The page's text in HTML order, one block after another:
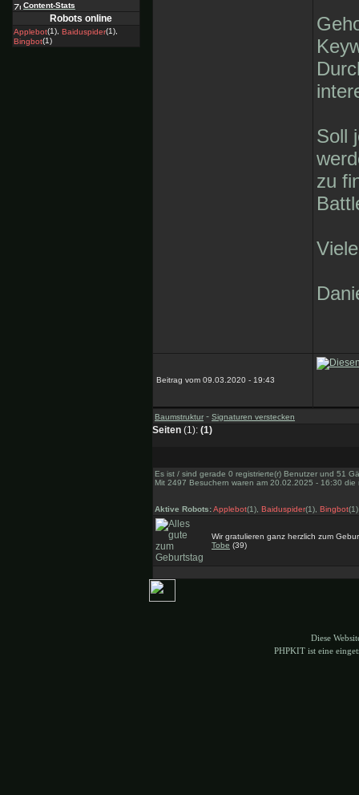
Content-Stats
Robots online
Applebot(1), Baiduspider(1),
Bingbot(1)
Soll
zu
Beitrag vom 09.03.2020 - 19:43
Baumstruktur - Signaturen verstecken
Seiten (1): (1)
Es ist / sind gerade 0 registrierte(r) Benutzer und 51
Mit 2497 Besuchern waren am 20.02.2025 - 16:30
Aktive Robots:Applebot(1), Baiduspider(1), Bingbot(1)
Wir gratulieren ganz herzlich zum
Tobe (39)
Diese
PHPKIT ist eine